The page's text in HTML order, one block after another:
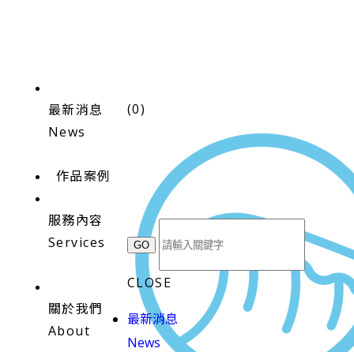
最新消息
News
作品案例
服務內容
Services
關於我們
About
(0)
CLOSE
最新消息
News